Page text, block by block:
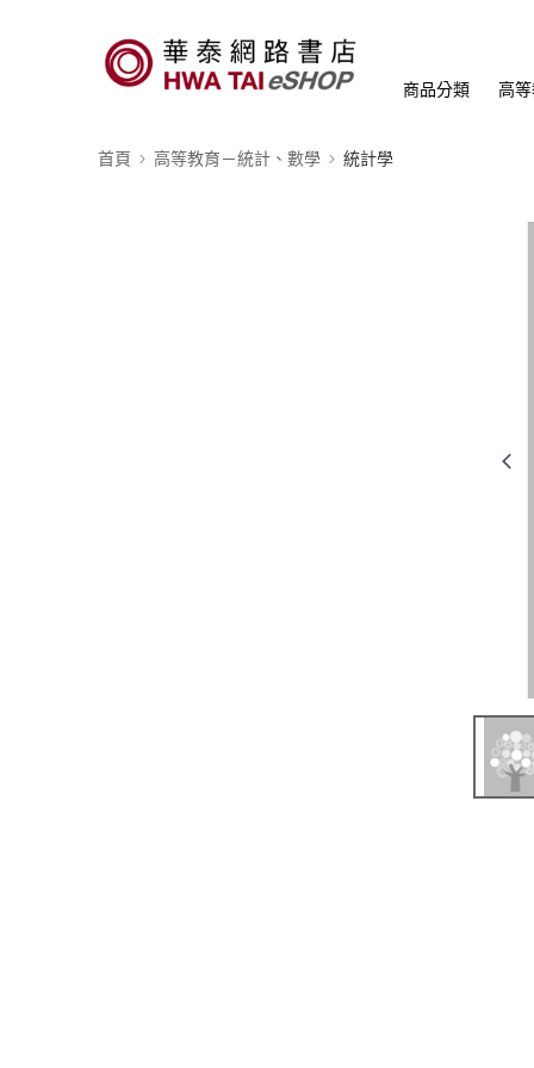
商品分類 高
首頁 高等教育－統計、數學 統計學